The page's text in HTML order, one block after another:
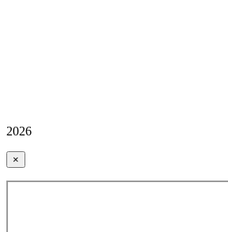
2026
×